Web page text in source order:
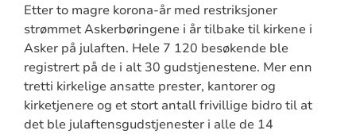
Etter to magre korona-år med restriksjoner
strømmet Askerbøringene i år tilbake til kirkene i
Asker på julaften. Hele 7 120 besøkende ble
registrert på de i alt 30 gudstjenestene. Mer enn
tretti kirkelige ansatte prester, kantorer og
kirketjenere og et stort antall frivillige bidro til at
det ble julaftensgudstjenester i alle de 14